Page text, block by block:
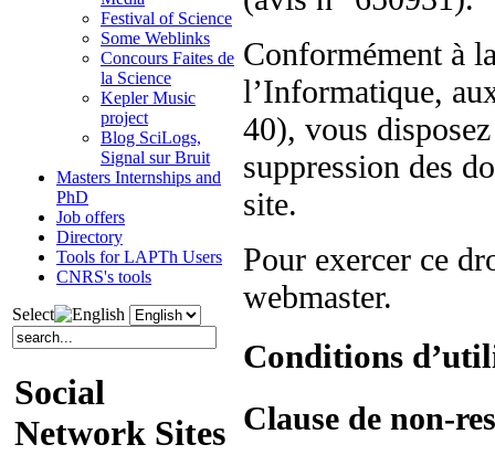
Festival of Science
Some Weblinks
Concours Faites de
la Science
Kepler Music
project
Blog SciLogs,
Signal sur Bruit
Masters Internships and
PhD
Job offers
Directory
Tools for LAPTh Users
CNRS's tools
Select
Social
Network Sites
Conformément à
l’Informatique,
40), vous
suppression des
site.
Pour exercer ce
webmaster.
Conditions
Clause de non-